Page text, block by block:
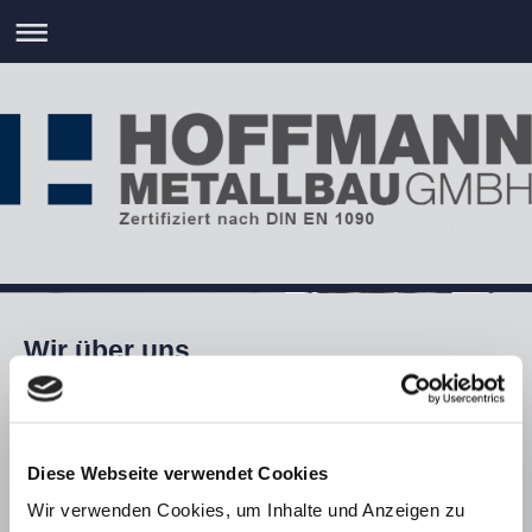
Diese Webseite verwendet Cookies
Wir verwenden Cookies, um Inhalte und Anzeigen zu
Wir über uns